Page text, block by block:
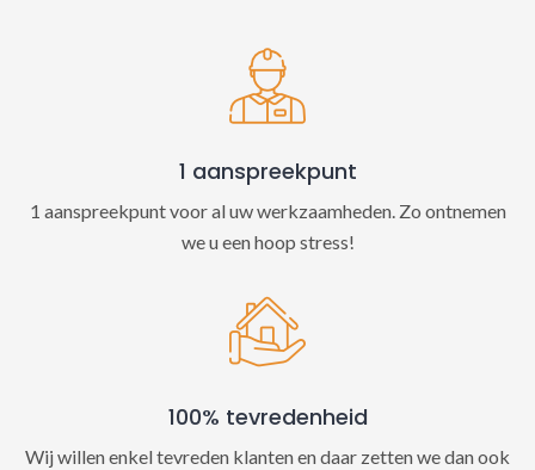
1 aanspreekpunt
1 aanspreekpunt voor al uw werkzaamheden. Zo ontnemen
we u een hoop stress!
100% tevredenheid
Wij willen enkel tevreden klanten en daar zetten we dan ook